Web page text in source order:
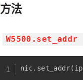
方法
W5500.set_addr
nic. set_addr( ip